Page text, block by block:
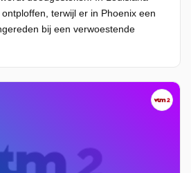
terwijl er in Phoenix een
bij een verwoestende